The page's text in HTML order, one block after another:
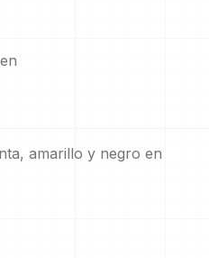
amarillo y negro en